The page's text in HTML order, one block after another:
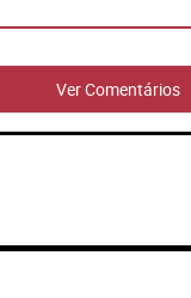
Ver Comentários